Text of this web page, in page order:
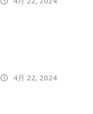
4月 22, 2024